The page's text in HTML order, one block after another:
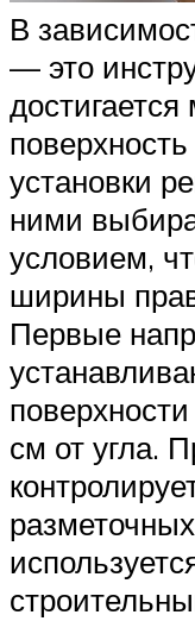
В
— это
установки
ними
условием,
ширины
Первые
см от угла.